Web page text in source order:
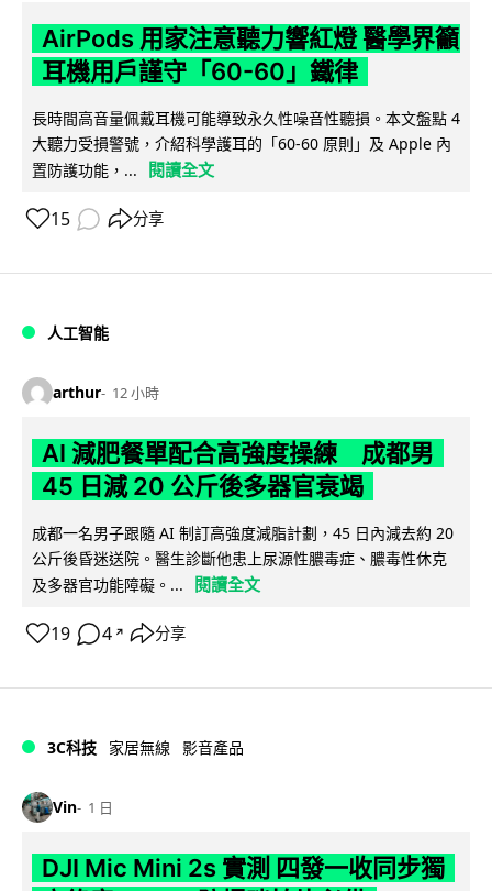
AirPods 用家注意聽力響紅燈 醫學界籲
耳機用戶謹守「60-60」鐵律
長時間高音量佩戴耳機可能導致永久性噪音性聽損。本文盤點 4
大聽力受損警號，介紹科學護耳的「60-60 原則」及 Apple 內
置防護功能，...
閱讀全文
15 分享
人工智能
arthur 12 小時
AI 減肥餐單配合高強度操練 成都男
45 日減 20 公斤後多器官衰竭
成都一名男子跟隨 AI 制訂高強度減脂計劃，45 日內減去約 20
公斤後昏迷送院。醫生診斷他患上尿源性膿毒症、膿毒性休克
及多器官功能障礙。...
閱讀全文
19 4 ↗ 分享
3C科技 家居無線 影音產品
Vin 1 日
DJI Mic Mini 2s 實測 四發一收同步獨